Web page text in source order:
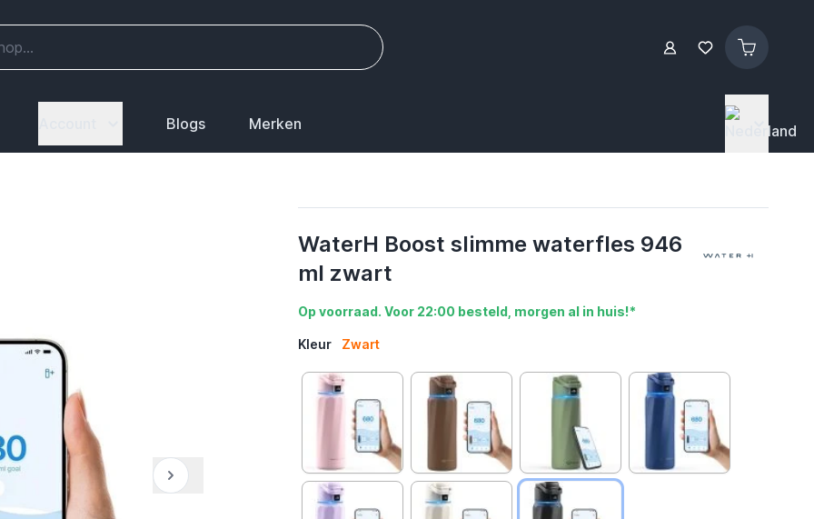
Blogs Merken
WaterH Boost slimme waterfles 946
ml zwart
Op voorraad. Voor 22:00 besteld, morgen al in huis!*
Kleur Zwart